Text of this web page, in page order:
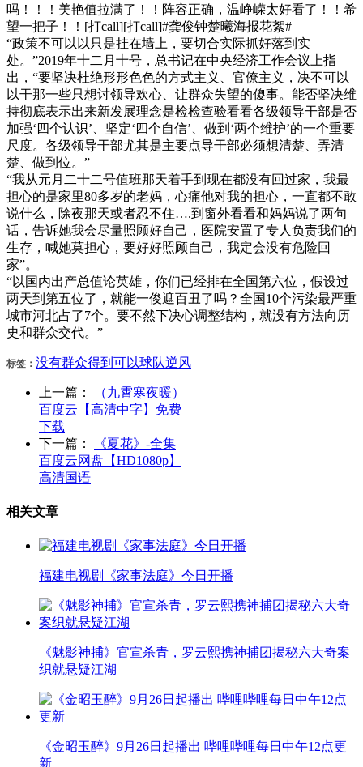
吗！！！美艳值拉满了！！阵容正确，温峥嵘太好看了！！希
望一把子！！[打call][打call]#龚俊钟楚曦海报花絮#
“政策不可以以只是挂在墙上，要切合实际抓好落到实
处。”2019年十二月十号，总书记在中央经济工作会议上指
出，“要坚决杜绝形形色色的方式主义、官僚主义，决不可以
以干那一些只想讨领导欢心、让群众失望的傻事。能否坚决维
持彻底表示出来新发展理念是检检查验看看各级领导干部是否
加强‘四个认识’、坚定‘四个自信’、做到‘两个维护’的一个重要
尺度。各级领导干部尤其是主要点导干部必须想清楚、弄清
楚、做到位。”
“我从元月二十二号值班那天着手到现在都没有回过家，我最
担心的是家里80多岁的老妈，心痛他对我的担心，一直都不敢
说什么，除夜那天或者忍不住….到窗外看看和妈妈说了两句
话，告诉她我会尽量照顾好自己，医院安置了专人负责我们的
生存，喊她莫担心，要好好照顾自己，我定会没有危险回
家”。
“以国内出产总值论英雄，你们已经排在全国第六位，假设过
两天到第五位了，就能一俊遮百丑了吗？全国10个污染最严重
城市河北占了7个。要不然下决心调整结构，就没有方法向历
史和群众交代。”
标签： 没有群众得到 可以球队逆风
上一篇：
（九霄寒夜暖）
百度云【高清中字】免费
下载
下一篇：
《夏花》-全集
百度云网盘【HD1080p】
高清国语
相关文章
福建电视剧《家事法庭》今日开播
《魅影神捕》官宣杀青，罗云熙携神捕团揭秘六大奇案
织就悬疑江湖
《金昭玉醉》9月26日起播出 哔哩哔哩每日中午12点更
新